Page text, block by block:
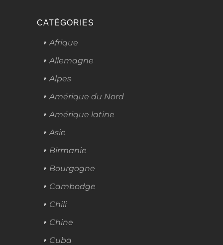
CATÉGORIES
Afrique
Allemagne
Alpes
Amérique du Nord
Amérique latine
Asie
Birmanie
Bourgogne
Cambodge
Chili
Chine
Cuba